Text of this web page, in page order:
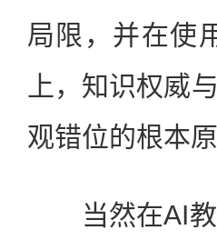
局限，并在使
上，知识权威
观错位的根本原
当然在AI教